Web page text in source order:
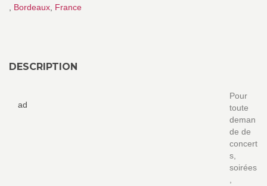
Bordeaux France
DESCRIPTION
ad
Pour
toute
deman
de de
concert
s,
soirées